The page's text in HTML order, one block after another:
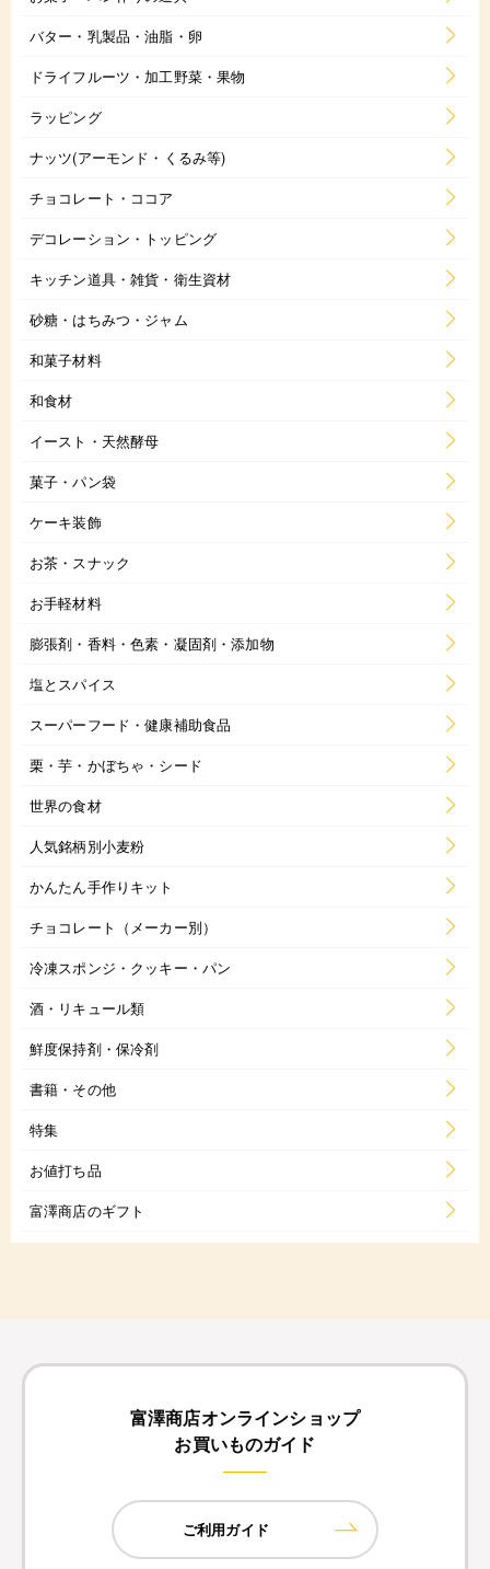
バター・乳製品・油脂・卵
ドライフルーツ・加工野菜・果物
ラッピング
ナッツ(アーモンド・くるみ等)
チョコレート・ココア
デコレーション・トッピング
キッチン道具・雑貨・衛生資材
砂糖・はちみつ・ジャム
和菓子材料
和食材
イースト・天然酵母
菓子・パン袋
ケーキ装飾
お茶・スナック
お手軽材料
膨張剤・香料・色素・凝固剤・添加物
塩とスパイス
スーパーフード・健康補助食品
栗・芋・かぼちゃ・シード
世界の食材
人気銘柄別小麦粉
かんたん手作りキット
チョコレート（メーカー別）
冷凍スポンジ・クッキー・パン
酒・リキュール類
鮮度保持剤・保冷剤
書籍・その他
特集
お値打ち品
富澤商店のギフト
富澤商店オンラインショップ
お買いものガイド
ご利用ガイド